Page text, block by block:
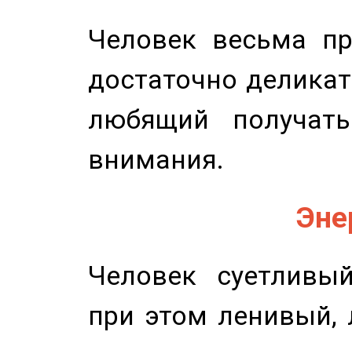
Человек весьма
достаточно
любящий
внимания.
Человек
при этом